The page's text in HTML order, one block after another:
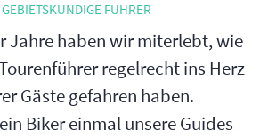
GEBIETSKUNDIGE FÜHRER
Jahre haben wir miterlebt, wie
regelrecht ins Herz
Gäste gefahren haben.
Biker einmal unsere Guides